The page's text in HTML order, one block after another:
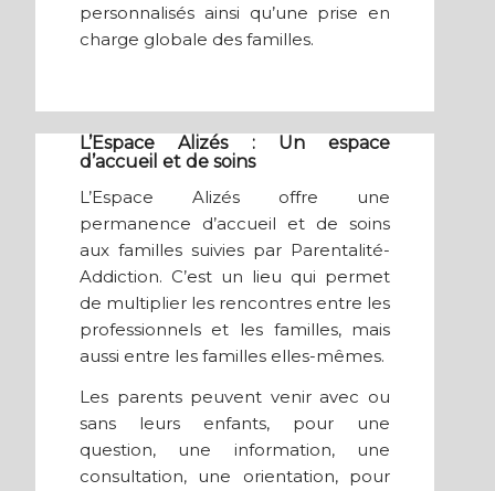
personnalisés ainsi qu’une prise en
charge globale des familles.
L’Espace Alizés : Un espace
d’accueil et de soins
L’Espace Alizés offre une
permanence d’accueil et de soins
aux familles suivies par Parentalité-
Addiction. C’est un lieu qui permet
de multiplier les rencontres entre les
professionnels et les familles, mais
aussi entre les familles elles-mêmes.
Les parents peuvent venir avec ou
sans leurs enfants, pour une
question, une information, une
consultation, une orientation, pour